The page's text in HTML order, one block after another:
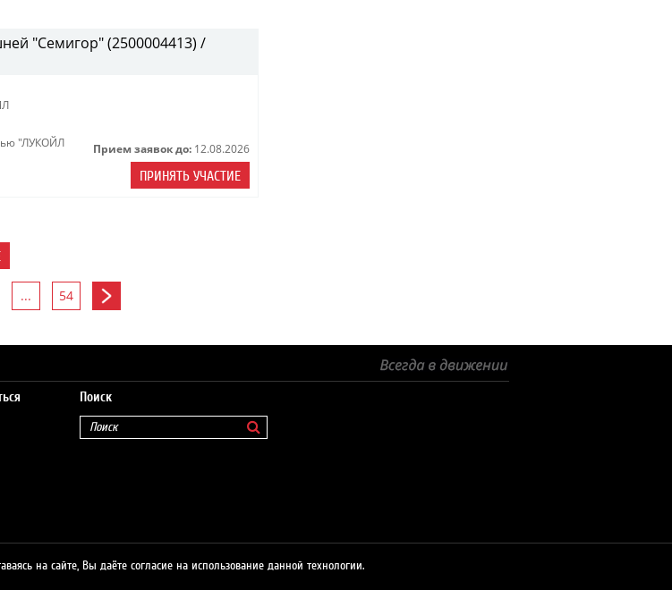
"Семигор" (2500004413) /
"ЛУКОЙЛ
Прием заявок до: 12.08.2026
ПРИНЯТЬ УЧАСТИЕ
... 54
Поиск
на сайте, Вы даёте согласие на использование данной технологии.